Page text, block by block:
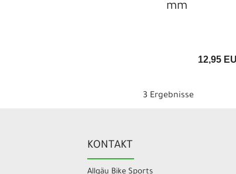
mm
12,95
3 Ergebnisse
KONTAKT
Allgäu Bike Sports